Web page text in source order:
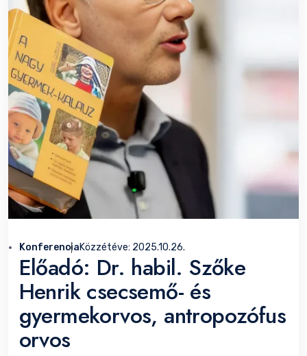
KonferenciaKözzétéve: 2025.10.26.
Előadó: Dr. habil. Szőke
Henrik csecsemő- és
gyermekorvos, antropozófus
orvos